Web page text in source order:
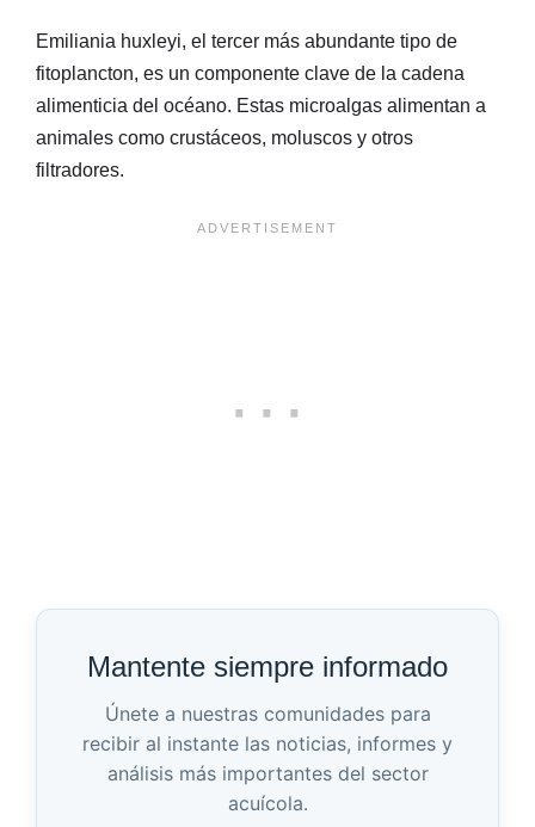
Emiliania huxleyi, el tercer más abundante tipo de
fitoplancton, es un componente clave de la cadena
alimenticia del océano. Estas microalgas alimentan a
animales como crustáceos, moluscos y otros
filtradores.
Mantente siempre informado
Únete a nuestras comunidades para
recibir al instante las noticias, informes y
análisis más importantes del sector
acuícola.